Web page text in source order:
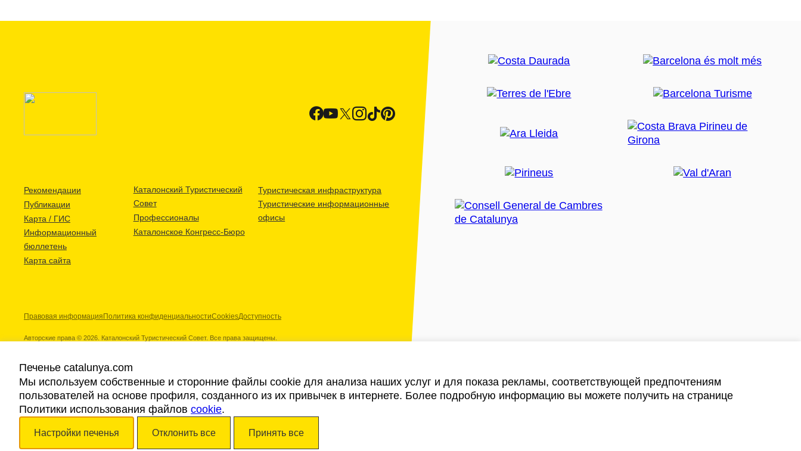
Рекомендации
Публикации
Карта / ГИС
Информационный
бюллетень
Карта сайта
Каталонский Туристический
Совет
Профессионалы
Каталонское Конгресс-Бюро
Туристическая инфраструктура
Туристические информационные
офисы
Правовая информация Политика конфиденциальностиCookiesДоступность
Авторские права © 2026. Каталонский Туристический Совет. Все права защищены.
Наши партнеры
Печенье catalunya.com
Мы используем собственные и сторонние файлы cookie для анализа наших услуг и для показа рекламы, соответствующей предпочтениям
пользователей на основе профиля, созданного из их привычек в интернете. Более подробную информацию вы можете получить на странице
Политики использования файлов cookie.
Настройки печенья Отклонить все Принять все